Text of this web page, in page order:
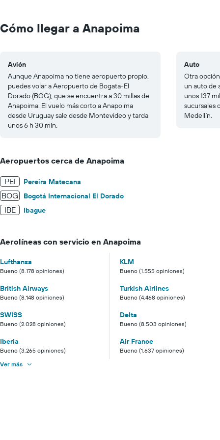
to
300.
Cómo llegar a Anapoima
Avión
Aunque Anapoima no tiene aeropuerto propio,
puedes volar a Aeropuerto de Bogata-El
Dorado (BOG), que se encuentra a 30 millas de
Anapoima. El vuelo más corto a Anapoima
desde Uruguay sale desde Montevideo y tarda
unos 6 h 30 min.
Auto
Otra
un auto de
unos 137
sucursales
Medellín.
Aeropuertos cerca de Anapoima
PEI Pereira Matecana
BOG Bogotá Internacional El Dorado
IBE Ibague
Aerolíneas con servicio en Anapoima
Lufthansa
Bueno (8.178 opiniones)
KLM
Bueno (1.555 opiniones)
British Airways
Bueno (8.148 opiniones)
Turkish Airlines
Bueno (4.468 opiniones)
SWISS
Bueno (2.028 opiniones)
Delta
Bueno (8.503 opiniones)
Iberia
Bueno (3.265 opiniones)
Air France
Bueno (1.637 opiniones)
Ver más